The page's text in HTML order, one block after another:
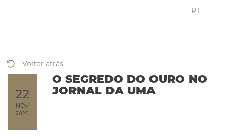
PT
22
NOV
2020
O SEGREDO DO OURO NO
JORNAL DA UMA
Voltar atrás